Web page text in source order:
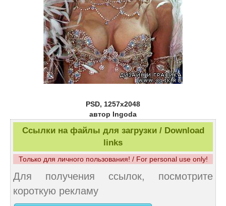
PSD, 1257х2048
автор Ingoda
Ссылки на файлы для загрузки / Download
links
Только для личного пользования! / For personal use only!
Для получения ссылок, посмотрите
короткую рекламу